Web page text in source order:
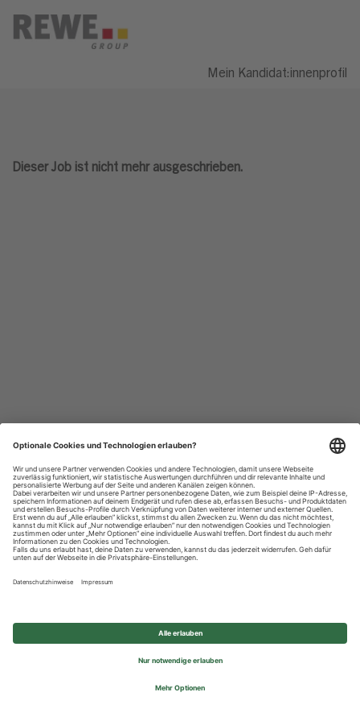
Mein Kandidat:innenprofil
Dieser Job ist nicht mehr ausgeschrieben.
Datenschutzhinweise
Impressum
Privatsphäre-Einstellungen
© 2026 REWE Group - All rights reserved